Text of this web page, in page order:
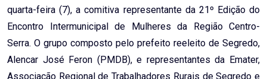
quarta-feira (7), a comitiva representante da 21º Edição do
Encontro Intermunicipal de Mulheres da Região Centro-
Serra. O grupo composto pelo prefeito reeleito de Segredo,
Alencar José Feron (PMDB), e representantes da Emater,
Associação Regional de Trabalhadores Rurais de Segredo e